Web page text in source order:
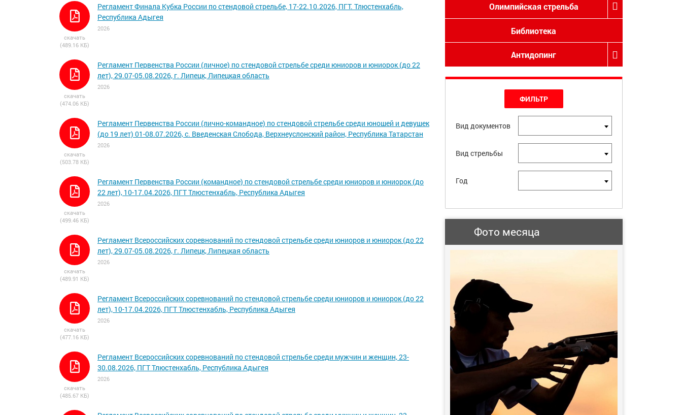
скачать
(489.16 КБ)
Регламент Финала Кубка России по стендовой стрельбе, 17-22.10.2026, ПГТ. Тлюстенхабль,
Республика Адыгея
2026
скачать
(474.06 КБ)
Регламент Первенства России (личное) по стендовой стрельбе среди юниоров и юниорок (до 22
лет), 29.07-05.08.2026, г. Липецк, Липецкая область
2026
скачать
(503.78 КБ)
Регламент Первенства России (лично-командное) по стендовой стрельбе среди юношей и девушек
(до 19 лет) 01-08.07.2026, с. Введенская Слобода, Верхнеуслонский район, Республика Татарстан
2026
скачать
(499.46 КБ)
Регламент Первенства России (командное) по стендовой стрельбе среди юниоров и юниорок (до
22 лет), 10-17.04.2026, ПГТ Тлюстенхабль, Республика Адыгея
2026
скачать
(489.91 КБ)
Регламент Всероссийских соревнований по стендовой стрельбе среди юниоров и юниорок (до 22
лет), 29.07-05.08.2026, г. Липецк, Липецкая область
2026
скачать
(477.16 КБ)
Регламент Всероссийских соревнований по стендовой стрельбе среди юниоров и юниорок (до 22
лет), 10-17.04.2026, ПГТ Тлюстенхабль, Республика Адыгея
2026
скачать
(485.67 КБ)
Регламент Всероссийских соревнований по стендовой стрельбе среди мужчин и женщин, 23-
30.08.2026, ПГТ Тлюстенхабль, Республика Адыгея
2026
Олимпийская стрельба
Библиотека
Антидопинг
ФИЛЬТР
Вид документов
Вид стрельбы
Год
Фото месяца